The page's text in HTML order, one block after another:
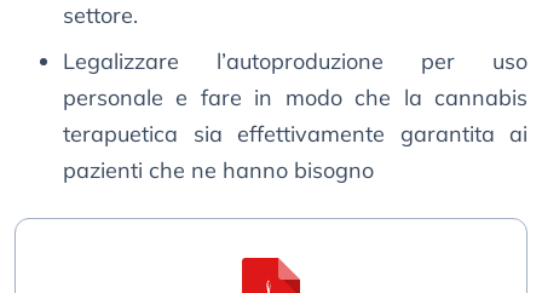
settore.
Legalizzare l’autoproduzione per uso
personale e fare in modo che la cannabis
terapuetica sia effettivamente garantita ai
pazienti che ne hanno bisogno